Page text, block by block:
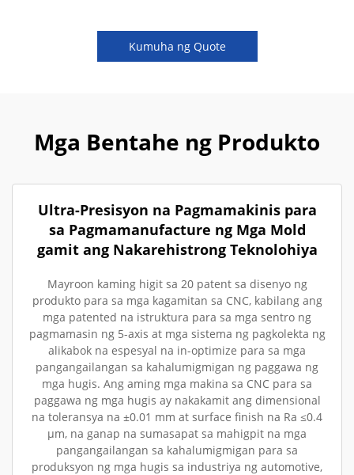
Kumuha ng Quote
Mga Bentahe ng Produkto
Ultra-Presisyon na Pagmamakinis para
sa Pagmamanufacture ng Mga Mold
gamit ang Nakarehistrong Teknolohiya
Mayroon kaming higit sa 20 patent sa disenyo ng
produkto para sa mga kagamitan sa CNC, kabilang ang
mga patented na istruktura para sa mga sentro ng
pagmamasin ng 5-axis at mga sistema ng pagkolekta ng
alikabok na espesyal na in-optimize para sa mga
pangangailangan sa kahalumigmigan ng paggawa ng
mga hugis. Ang aming mga makina sa CNC para sa
paggawa ng mga hugis ay nakakamit ang dimensional
na toleransya na ±0.01 mm at surface finish na Ra ≤0.4
µm, na ganap na sumasapat sa mahigpit na mga
pangangailangan sa kahalumigmigan para sa
produksyon ng mga hugis sa industriya ng automotive,